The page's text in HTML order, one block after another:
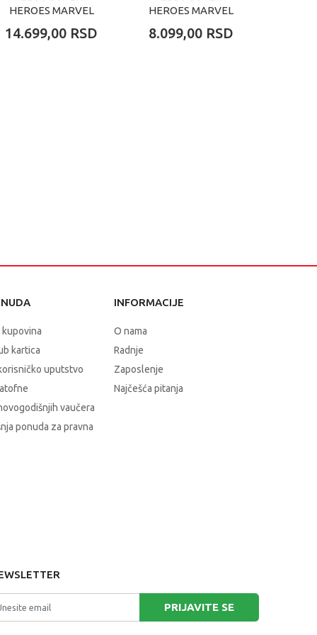
HEROES MARVEL
MYSTERIO
14.699,00 RSD
HEROES MARVEL
JUMPSUIT GROOT
8.099,00 RSD
kartica
uputstvo
vaučera
ponuda za pravna
INFORMACIJE
O nama
Radnje
Zaposlenje
Najčešća pitanja
PRIJAVITE SE